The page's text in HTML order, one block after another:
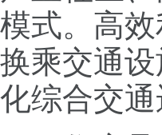
模式。高
换乘交通
化综合交通